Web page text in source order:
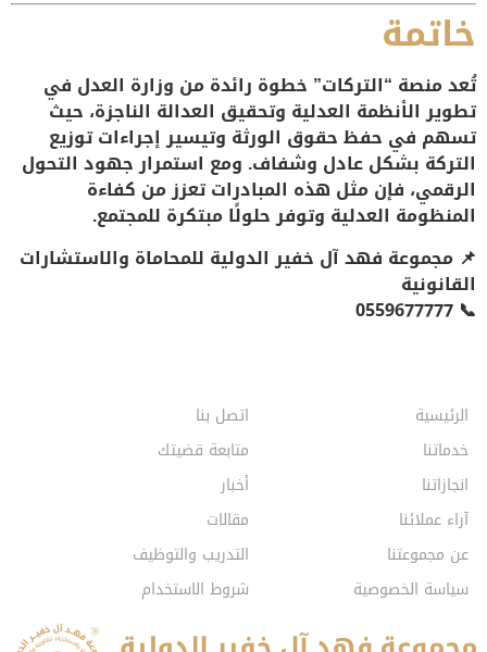
خاتمة
تُعد منصة “التركات” خطوة رائدة من وزارة العدل في
تطوير الأنظمة العدلية وتحقيق العدالة الناجزة، حيث
تسهم في حفظ حقوق الورثة وتيسير إجراءات توزيع
التركة بشكلعادل وشفاف. ومع استمرار جهود التحول
الرقمي، فإن مثل هذه المبادرات تعزز من كفاءة
المنظومة العدلية وتوفرحلولًا مبتكرة للمجتمع.
📌 مجموعة فهد آل خفير الدولية للمحاماة والاستشارات
القانونية
📞
0559677777
الرئيسية
خدماتنا
انجازاتنا
آراء عملائنا
عن مجموعتنا
سياسة الخصوصية
اتصل بنا
متابعة قضيتك
أخبار
مقالات
التدريب والتوظيف
شروط الاستخدام